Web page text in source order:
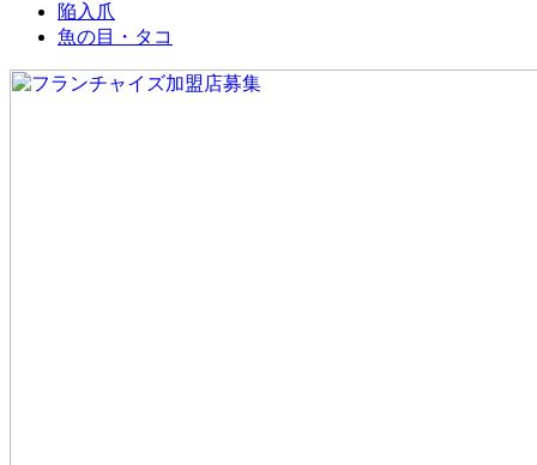
陥入爪
魚の目・タコ